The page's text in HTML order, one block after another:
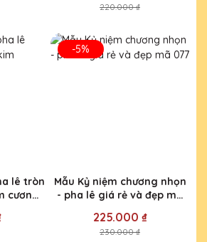
220.000 ₫
lê tròn
cương
-5%
Mẫu Kỷ niệm chương nhọn
- pha lê giá rẻ và đẹp mã
225.000 ₫
230.000 ₫